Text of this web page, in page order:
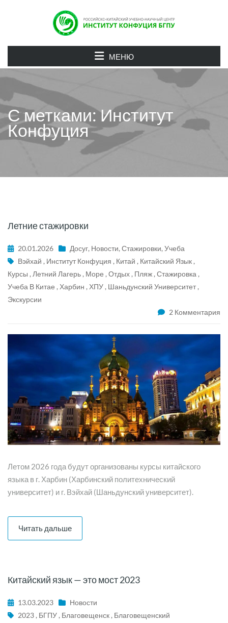
МЕНЮ
С метками: Институт
Конфуция
Летние стажировки
20.01.2026 Досуг, Новости, Стажировки, Учеба
Вэйхай , Институт Конфуция , Китай , Китайский Язык ,
Курсы , Летний Лагерь , Море , Отдых , Пляж , Стажировка ,
Учеба В Китае , Харбин , ХПУ , Шаньдунский Университет ,
Экскурсии
2 Комментария
Летом 2026 года будут организованы курсы китайского
языка в г. Харбин (Харбинский политехнический
университет) и г. Вэйхай (Шаньдунский университет).
Читать дальше
Китайский язык — это мост 2023
13.03.2023
Новости
2023 , БГПУ , Благовещенск , Благовещенский